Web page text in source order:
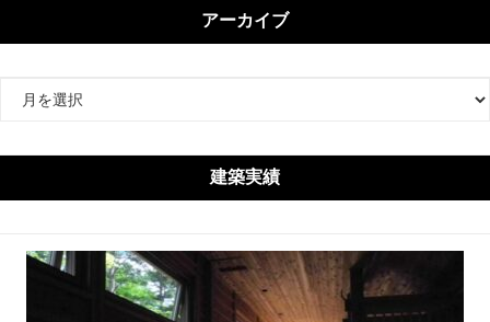
アーカイブ
イ
建築実績